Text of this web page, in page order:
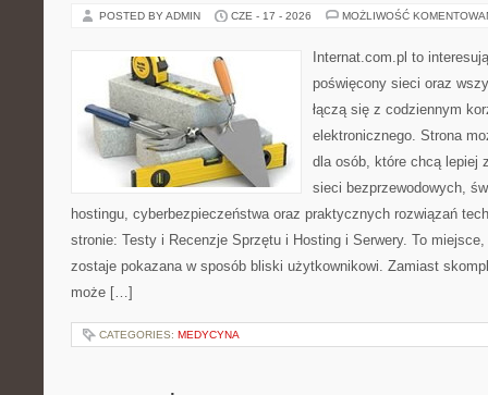
POSTED BY ADMIN CZE - 17 - 2026 MOŻLIWOŚĆ
Internat.com.pl to
poświęcony sieci oraz
łączą się z codziennym
elektronicznego. Strona
dla osób, które chcą lepiej
sieci bezprzewodowych,
hostingu, cyberbezpieczeństwa oraz praktycznych rozwiązań
stronie: Testy i Recenzje Sprzętu i Hosting i Serwery. To
zostaje pokazana w sposób bliski użytkownikowi. Zamiast
może […]
CATEGORIES: MEDYCYNA